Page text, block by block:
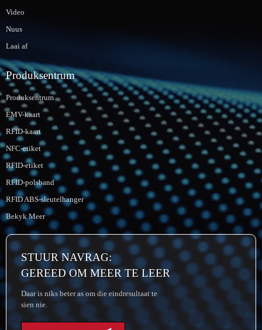
Video
Nuus
Laai af
Produksentrum
Produksentrum
EMV-kaart
RFID-kaart
NFC-etiket
RFID-etiket
RFID-polsband
RFID ABS-sleutelhanger
Bekyk Meer
STUUR NAVRAG:
GEREED OM MEER TE LEER
Daar is niks beter as om die eindresultaat te
sien nie.